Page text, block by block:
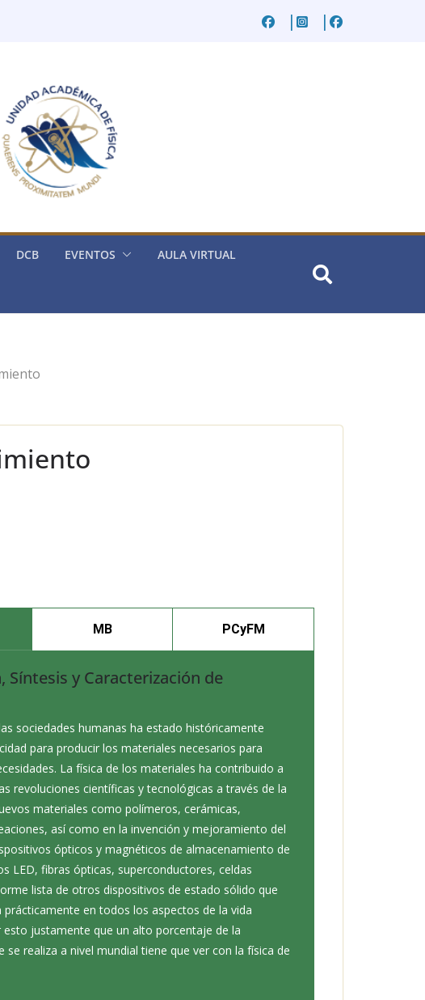
DCB EVENTOS AULA VIRTUAL
MB PCyFM
Síntesis y Caracterización de
sociedades humanas ha estado históricamente
para producir los materiales necesarios para
La física de los materiales ha contribuido a
revoluciones científicas y tecnológicas a través de la
materiales como polímeros, cerámicas,
así como en la invención y mejoramiento del
ópticos y magnéticos de almacenamiento de
LED, fibras ópticas, superconductores, celdas
lista de otros dispositivos de estado sólido que
prácticamente en todos los aspectos de la vida
esto justamente que un alto porcentaje de la
se realiza a nivel mundial tiene que ver con la física de